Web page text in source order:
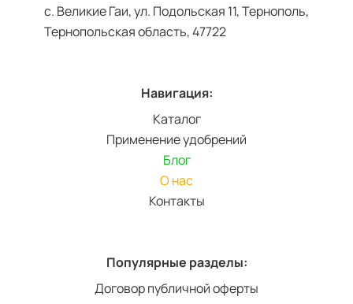
с. Великие Гаи, ул. Подольская 11, Тернополь,
Тернопольская область, 47722
Навигация:
Каталог
Применение удобрений
Блог
О нас
Контакты
Популярные разделы:
Договор публичной оферты